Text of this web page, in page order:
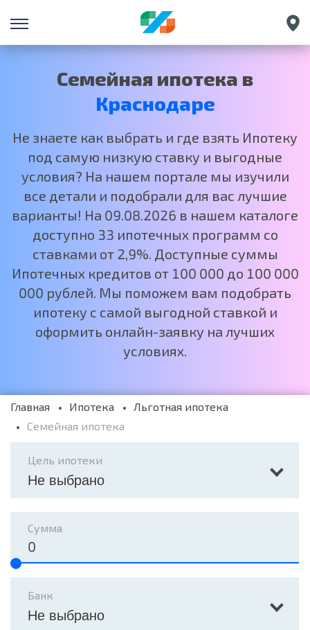
Санкт-Петербург
Москва
Семейная ипотека в
Краснодаре
Не знаете как выбрать и где взять Ипотеку
под самую низкую ставку и выгодные
условия? На нашем портале мы изучили
все детали и подобрали для вас лучшие
варианты! На 09.08.2026 в нашем каталоге
доступно 33 ипотечных программ со
ставками от 2,9%. Доступные суммы
Ипотечных кредитов от 100 000 до 100 000
000 рублей. Мы поможем вам подобрать
ипотеку с самой выгодной ставкой и
оформить онлайн-заявку на лучших
условиях.
Главная Ипотека
Льготная ипотека
Семейная ипотека
Цель ипотеки
Не выбрано
Сумма
Банк
Не выбрано